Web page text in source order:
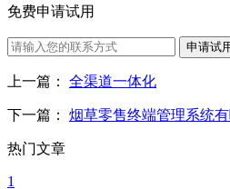
免费申请试用
申请试
上一篇： 全渠道一体化
下一篇： 烟草零售终端管理系统
热门文章
1